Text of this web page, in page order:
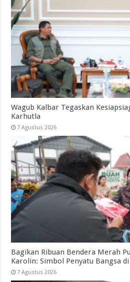
Wagub Kalbar Tegaskan
Karhutla
7 Agustus 2026
Bagikan Ribuan Bendera Merah
Karolin: Simbol Penyatu Bangsa
7 Agustus 2026